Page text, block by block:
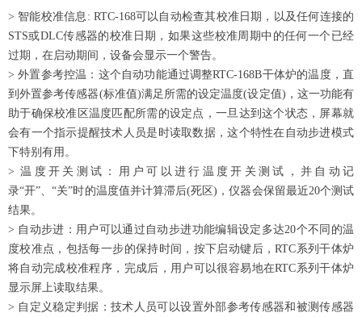
> 智能校准信息: RTC-168可以自动检查其校准日期，以及任何连接的
STS或DLC传感器的校准日期，如果这些校准周期中的任何一个已经
过期，在启动期间，设备会显示一个警告。
> 外置参考控温：这个自动功能通过调整RTC-168B干体炉的温度，直
到外置参考传感器(标准值)满足所需的设定温度(设定值)，这一功能有
助于确保校准区温度匹配所需的设定点，一旦达到这个状态，屏幕就
会有一个指示提醒技术人员是时读取数据，这个特性在自动步进模式
下特别有用。
> 温度开关测试：用户可以进行温度开关测试，并自动记
录“开”、“关”时的温度值并计算滞后(死区)，仪器会保留最近20个测试
结果。
> 自动步进：用户可以通过自动步进功能编辑设定多达20个不同的温
度校准点，包括每一步的保持时间，按下启动键后，RTC系列干体炉
将自动完成校准程序，完成后，用户可以很容易地在RTC系列干体炉
显示屏上读取结果。
> 自定义稳定判据：技术人员可以设置外部参考传感器和被测传感器